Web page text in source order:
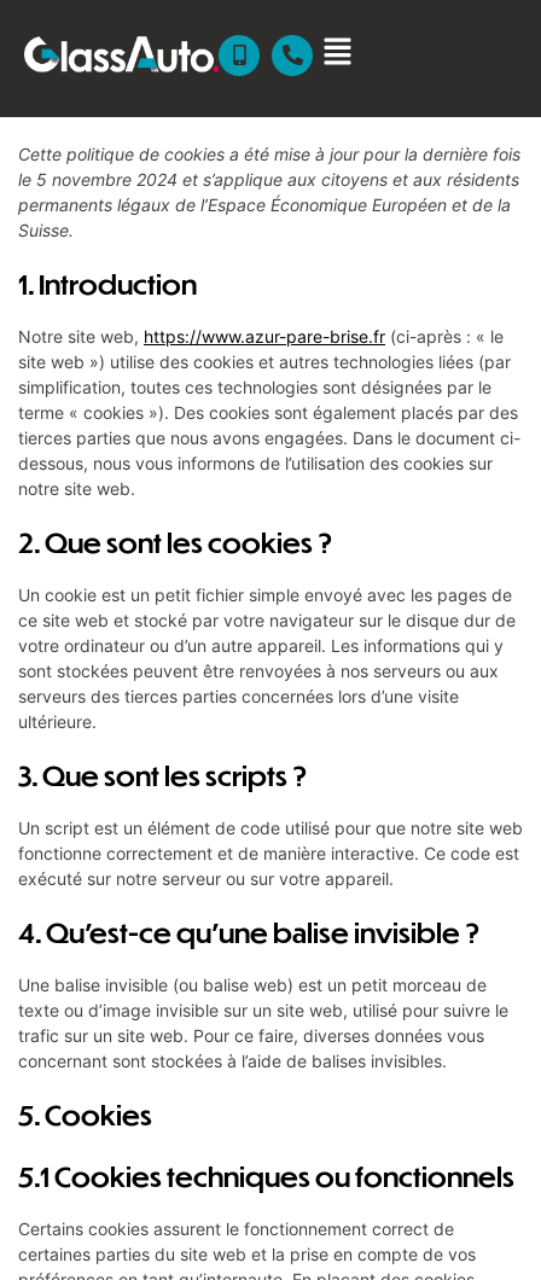
Cette politique de cookies a été mise à jour pour la dernière fois
le 5 novembre 2024 et s’applique aux citoyens et aux résidents
permanents légaux de l’Espace Économique Européen et de la
Suisse.
1. Introduction
Notre site web, https://www.azur-pare-brise.fr (ci-après : « le
site web ») utilise des cookies et autres technologies liées (par
simplification, toutes ces technologies sont désignées par le
terme « cookies »). Des cookies sont également placés par des
tierces parties que nous avons engagées. Dans le document ci-
dessous, nous vous informons de l’utilisation des cookies sur
notre site web.
2. Que sont les cookies ?
Un cookie est un petit fichier simple envoyé avec les pages de
ce site web et stocké par votre navigateur sur le disque dur de
votre ordinateur ou d’un autre appareil. Les informations qui y
sont stockées peuvent être renvoyées à nos serveurs ou aux
serveurs des tierces parties concernées lors d’une visite
ultérieure.
3. Que sont les scripts ?
Un script est un élément de code utilisé pour que notre site web
fonctionne correctement et de manière interactive. Ce code est
exécuté sur notre serveur ou sur votre appareil.
4. Qu’est-ce qu’une balise invisible ?
Une balise invisible (ou balise web) est un petit morceau de
texte ou d’image invisible sur un site web, utilisé pour suivre le
trafic sur un site web. Pour ce faire, diverses données vous
concernant sont stockées à l’aide de balises invisibles.
5. Cookies
5.1 Cookies techniques ou fonctionnels
Certains cookies assurent le fonctionnement correct de
certaines parties du site web et la prise en compte de vos